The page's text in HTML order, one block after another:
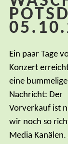
Ein paar Tage
Konzert
eine bummelige
Nachricht: Der
Vorverkauf ist
wir noch so
Media